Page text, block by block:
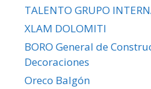
TALENTO GRUPO
XLAM DOLOMITI
BORO General de
Decoraciones
Oreco Balgón